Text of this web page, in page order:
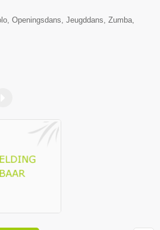
Openingsdans, Jeugddans, Zumba,